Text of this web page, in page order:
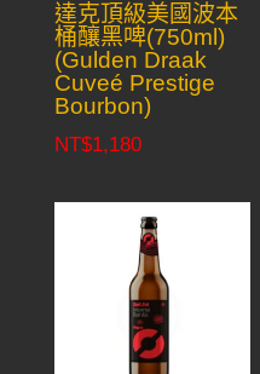
達克頂級美國波本
桶釀黑啤(750ml)
(Gulden Draak
Cuveé Prestige
Bourbon)
NT$1,180